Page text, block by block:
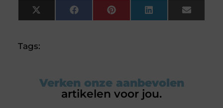
X
(Twitter)
FacebookPinterestLinkedInEmail
Tags:
Verken onze aanbevolen
artikelen voor jou.